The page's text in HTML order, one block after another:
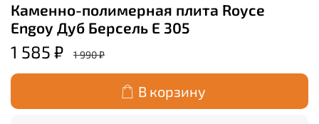
Каменно-полимерная плита Royce
Engoy Дуб Берсель E 305
1 585 ₽ 1 990 ₽
В корзину